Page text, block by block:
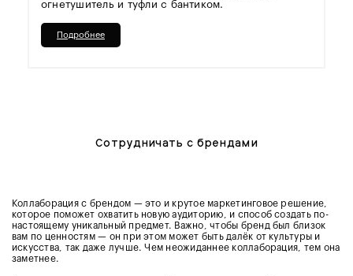
огнетушитель и туфли с бантиком.
Подробнее
Сотрудничать с брендами
Коллаборация с брендом — это и крутое маркетинговое решение,
которое поможет охватить новую аудиторию, и способ создать по-
настоящему уникальный предмет. Важно, чтобы бренд был близок
вам по ценностям — он при этом может быть далёк от культуры и
искусства, так даже лучше. Чем неожиданнее коллаборация, тем она
заметнее.